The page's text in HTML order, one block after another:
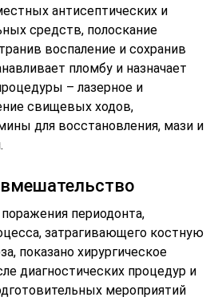
антисептических и
средств, полоскание
воспаление и сохранив
пломбу и назначает
– лазерное и
свищевых ходов,
для восстановления, мази и
вмешательство
периодонта,
затрагивающего костную
показано хирургическое
диагностических процедур и
мероприятий